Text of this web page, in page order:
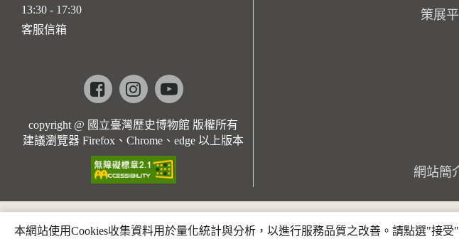
13:30 - 17:30
客服信箱
Facebookinstagramyoutube
copyright @ 國立臺灣歷史博物館 版權所有
建議瀏覽器 Firefox、Chrome、edge 以上版本
策展
網站簡
本網站使用Cookies收集資料用於量化統計與分析，以進行服務品質之改善。請點選"接